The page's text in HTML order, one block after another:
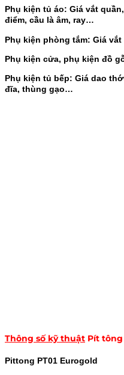
Phụ kiện tủ áo: Giá vắt
điểm, cầu là âm, ray…
Phụ kiện phòng tắm: Giá
Phụ kiện cửa, phụ kiện đồ
Phụ kiện tủ bếp: Giá dao
đĩa, thùng gạo…
Thông số kỹ thuật Pít
Pittong PT01 Eurogold